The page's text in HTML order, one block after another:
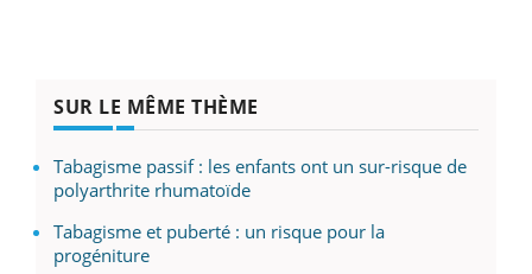
SUR LE MÊME THÈME
Tabagisme passif : les enfants ont un sur-risque de
polyarthrite rhumatoïde
Tabagisme et puberté : un risque pour la
progéniture